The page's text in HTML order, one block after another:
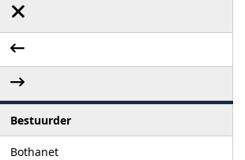
Bestuurder
Bothanet